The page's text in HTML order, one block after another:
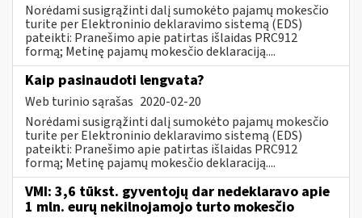
Norėdami susigrąžinti dalį sumokėto pajamų mokesčio
turite per Elektroninio deklaravimo sistemą (EDS)
pateikti: Pranešimo apie patirtas išlaidas PRC912
formą; Metinę pajamų mokesčio deklaraciją....
Kaip pasinaudoti lengvata?
Web turinio sąrašas 2020-02-20
Norėdami susigrąžinti dalį sumokėto pajamų mokesčio
turite per Elektroninio deklaravimo sistemą (EDS)
pateikti: Pranešimo apie patirtas išlaidas PRC912
formą; Metinę pajamų mokesčio deklaraciją....
VMI: 3,6 tūkst. gyventojų dar nedeklaravo apie
1 mln. eurų nekilnojamojo turto mokesčio